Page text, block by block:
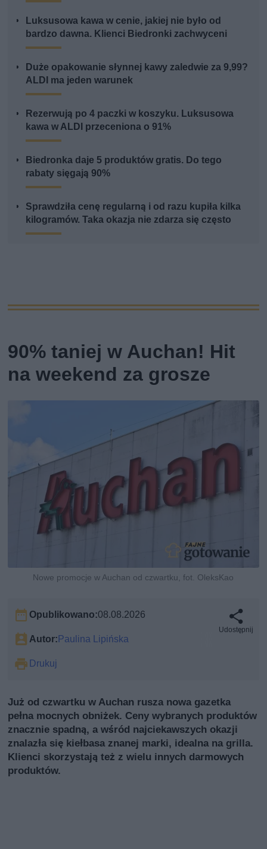
Luksusowa kawa w cenie, jakiej nie było od
bardzo dawna. Klienci Biedronki zachwyceni
Duże opakowanie słynnej kawy zaledwie za 9,99?
ALDI ma jeden warunek
Rezerwują po 4 paczki w koszyku. Luksusowa
kawa w ALDI przeceniona o 91%
Biedronka daje 5 produktów gratis. Do tego
rabaty sięgają 90%
Sprawdziła cenę regularną i od razu kupiła kilka
kilogramów. Taka okazja nie zdarza się często
90% taniej w Auchan! Hit
na weekend za grosze
Nowe promocje w Auchan od czwartku, fot. OleksKao
Opublikowano:08.08.2026
Autor:Paulina Lipińska
Drukuj
Udostępnij
Już od czwartku w Auchan rusza nowa gazetka
pełna mocnych obniżek. Ceny wybranych produktów
znacznie spadną, a wśród najciekawszych okazji
znalazła się kiełbasa znanej marki, idealna na grilla.
Klienci skorzystają też z wielu innych darmowych
produktów.